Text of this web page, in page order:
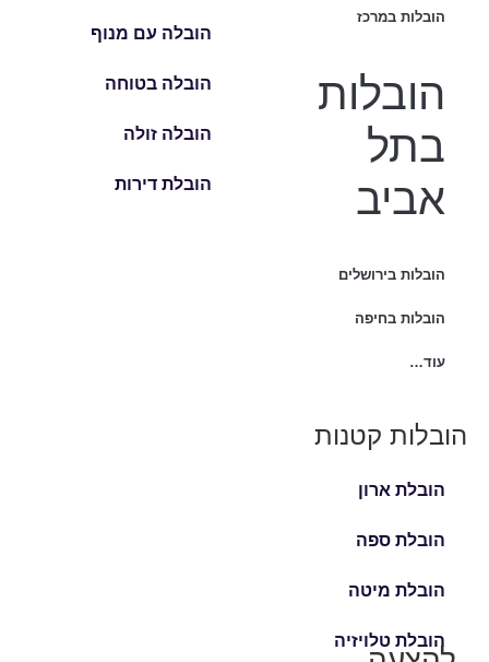
הובלות במרכז
הובלות
בתל
אביב
הובלות בירושלים
הובלות בחיפה
עוד…
הובלה עם מנוף
הובלה בטוחה
הובלה זולה
הובלת דירות
הובלות קטנות
הובלת ארון
הובלת ספה
הובלת מיטה
הובלת טלויזיה